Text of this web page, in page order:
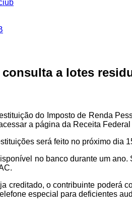
consulta a lotes
do Imposto de Renda
a página da Receita
será feito no próximo dia
no banco durante um
creditado, o contribuinte poderá
especial para deficientes